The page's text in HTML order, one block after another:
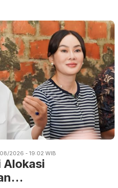
2026 - 19:02 WIB
Alokasi